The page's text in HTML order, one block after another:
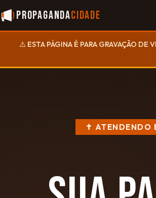
PropagandaCidade
⚠️ ESTA PÁGINA É PARA GRAVAÇÃO DE
✝ ATENDENDO